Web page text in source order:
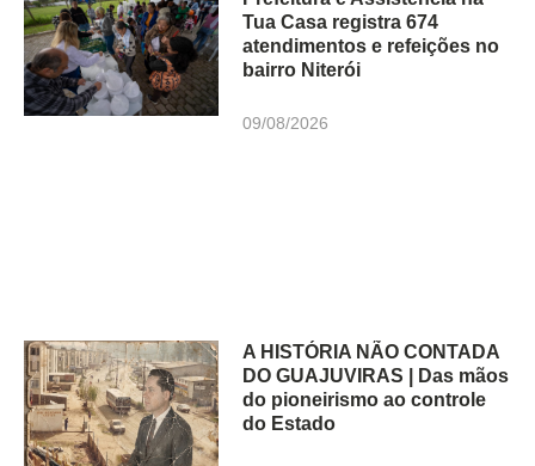
Tua Casa registra 674
atendimentos e refeições no
bairro Niterói
09/08/2026
A HISTÓRIA NÃO CONTADA
DO GUAJUVIRAS | Das mãos
do pioneirismo ao controle
do Estado